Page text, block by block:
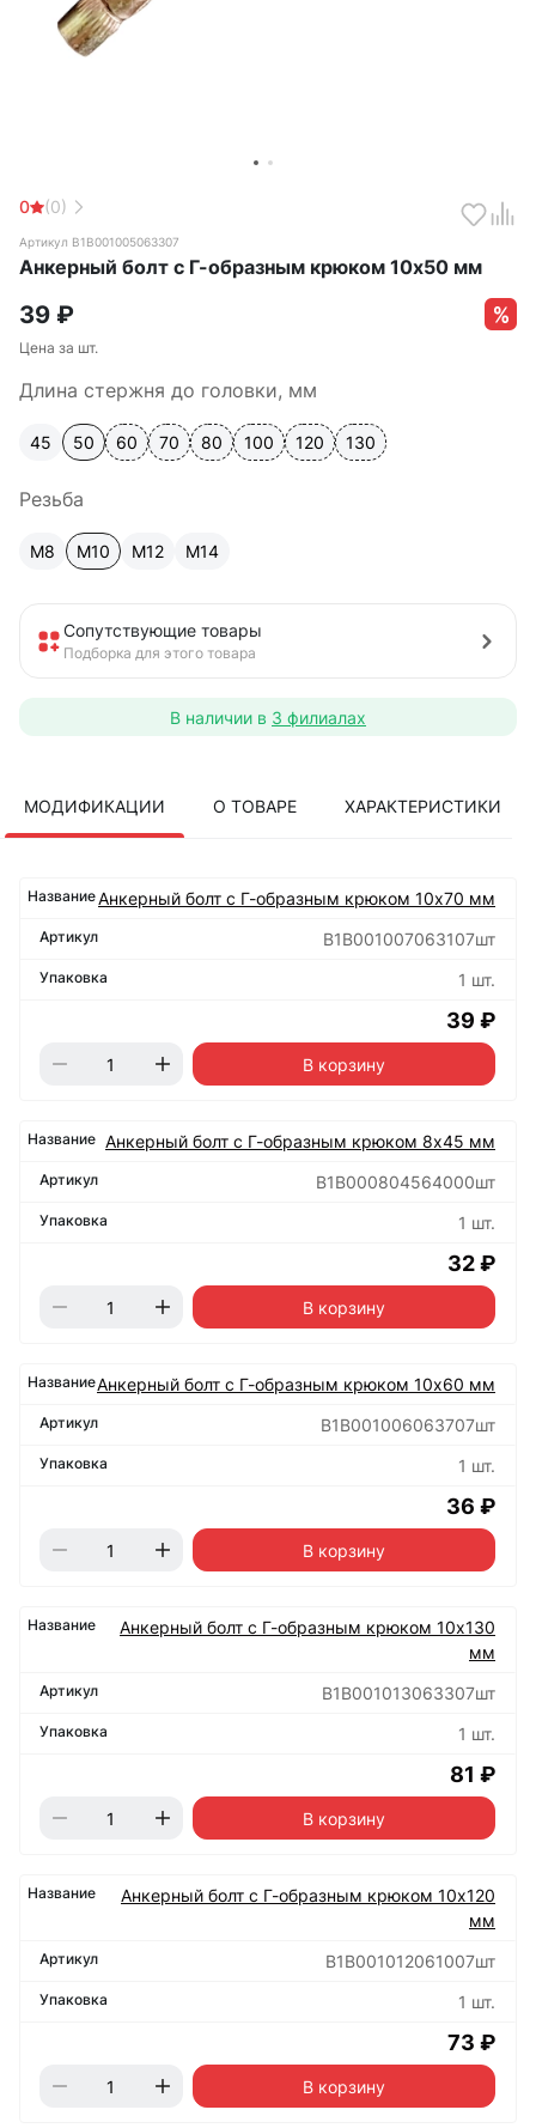
0 (0)
Артикул B1B001005063307
Анкерный болт с Г-образным крюком 10х50 мм
39 ₽
Цена за шт.
Длина стержня до головки, мм
45 50 60 70 80 100 120 130
Резьба
М8 М10 М12 М14
Сопутствующие товары
Подборка для этого товара
В наличии в 3 филиалах
МОДИФИКАЦИИ О ТОВАРЕ ХАРАКТЕРИСТИКИ
Анкерный болт с Г-образным крюком 10х70 мм
B1B001007063107шт
1 шт.
39 ₽
В корзину
Анкерный болт с Г-образным крюком 8х45 мм
B1B000804564000шт
1 шт.
32 ₽
В корзину
Анкерный болт с Г-образным крюком 10х60 мм
B1B001006063707шт
1 шт.
36 ₽
В корзину
Анкерный болт с Г-образным крюком 10х130
мм
B1B001013063307шт
1 шт.
81 ₽
В корзину
Анкерный болт с Г-образным крюком 10х120
мм
B1B001012061007шт
1 шт.
73 ₽
В корзину